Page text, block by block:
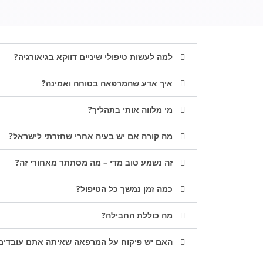
למה לעשות טיפולי שיניים דווקא בגיאורגיה?
איך אדע שהמרפאה בטוחה ואמינה?
מי מלווה אותי בתהליך?
מה קורה אם יש בעיה אחרי שחזרתי לישראל?
זה נשמע טוב מדי – מה מסתתר מאחורי זה?
כמה זמן נמשך כל הטיפול?
מה כוללת החבילה?
האם יש פיקוח על המרפאה שאיתה אתם